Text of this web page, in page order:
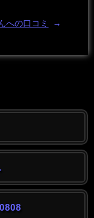
への口コミ →